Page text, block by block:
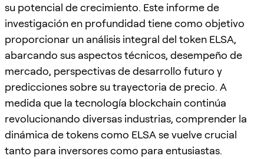
su potencial de crecimiento. Este informe de
investigación en profundidad tiene como objetivo
proporcionar un análisis integral del token ELSA,
abarcando sus aspectos técnicos, desempeño de
mercado, perspectivas de desarrollo futuro y
predicciones sobre su trayectoria de precio. A
medida que la tecnología blockchain continúa
revolucionando diversas industrias, comprender la
dinámica de tokens como ELSA se vuelve crucial
tanto para inversores como para entusiastas.